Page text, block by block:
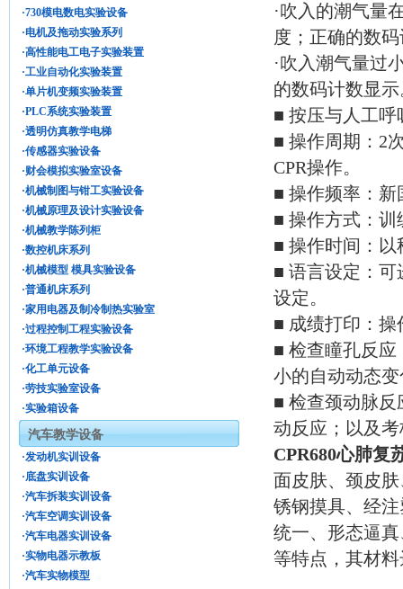
·吹入的潮气量
度；正确的数
·吹入潮气量过
的数码计数显
■ 按压与人工呼
■ 操作周期：2
CPR操作。
■ 操作频率：新
■ 操作方式：
■ 操作时间：
■ 语言设定：
设定。
■ 成绩打印：
■ 检查瞳孔反
小的自动动态
■ 检查颈动脉
动反应；以及
CPR680心肺复
面皮肤、颈皮
锈钢摸具、经
统一、形态逼
等特点，其材
·730模电数电实验设备
·电机及拖动实验系列
·高性能电工电子实验装置
·工业自动化实验装置
·单片机变频实验装置
·PLC系统实验装置
·透明仿真教学电梯
·传感器实验设备
·财会模拟实验室设备
·机械制图与钳工实验设备
·机械原理及设计实验设备
·机械教学陈列柜
·数控机床系列
·机械模型 模具实验设备
·普通机床系列
·家用电器及制冷制热实验室
·过程控制工程实验设备
·环境工程教学实验设备
·化工单元设备
·劳技实验室设备
·实验箱设备
汽车教学设备
·发动机实训设备
·底盘实训设备
·汽车拆装实训设备
·汽车空调实训设备
·汽车电器实训设备
·实物电器示教板
·汽车实物模型